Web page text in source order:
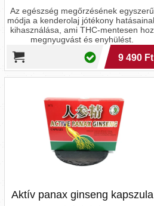
Aktív panax ginseng kapszula
Panax ginseng kapszula energiát ad a
mindennapokhoz, fokozva a szellemi és
fizikai teljesítményt, csökkentve a
stresszt.